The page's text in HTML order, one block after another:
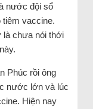
nước đội sổ
vaccine.
là chưa nói thới
Phúc rồi ông
nước lớn và lúc
Hiện nay